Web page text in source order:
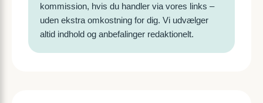
kommission, hvis du handler via vores links –
uden ekstra omkostning for dig. Vi udvælger
altid indhold og anbefalinger redaktionelt.